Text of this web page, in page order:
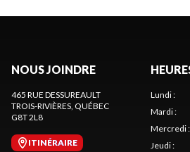
NOUS JOINDRE
465 RUE DESSUREAULT
TROIS-RIVIÈRES, QUÉBEC
G8T 2L8
ITINÉRAIRE
Lundi:
Mardi:
Mercredi:
Jeudi: